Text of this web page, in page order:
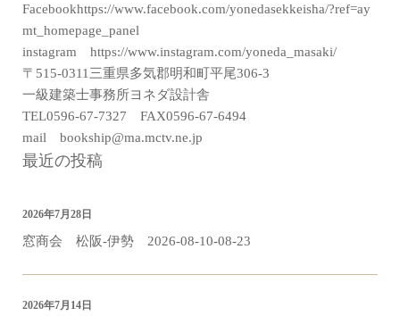
Facebookhttps://www.facebook.com/yonedasekkeisha/?ref=ay
mt_homepage_panel
instagram https://www.instagram.com/yoneda_masaki/
〒515-0311三重県多気郡明和町平尾306-3
一級建築士事務所ヨネダ設計舎
TEL0596-67-7327 FAX0596-67-6494
mail bookship@ma.mctv.ne.jp
最近の投稿
窓商会 松阪-伊勢 2026-08-10-08-23
2026年7月28日
2026年7月14日